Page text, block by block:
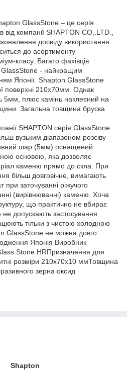
GlassStone – це серія
від компанії SHAPTON CO,.LTD.,
досвіду використання
до асортименту
класу. Багато фахівців
GlassStone - найкращим
Японії. Shapton GlassStone
поверхні 210х70мм. Однак
5мм, плюс камінь наклеєний на
Загальна товщина бруска
SHAPTON серія GlassStone
вузьким діапазоном розсіву
шар (5мм) оснащений
основою, яка дозволяє
каменю прямо до скла. При
більш довговічне, вимагають
заточуванні ріжучого
(вирівнюванні) каменю. Хоча
що практично не вбирає
допускають застосування
тільки з чистою холодною
GlassStone не можна довго
Японія Виробник
Stone HRПризначення для
розміри 210х70х10 ммТовщина
зерна оксид
Shapton